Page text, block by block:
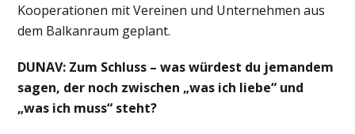
Kooperationen mit Vereinen und Unternehmen aus
dem Balkanraum geplant.
DUNAV: Zum Schluss – was würdest du jemandem
sagen, der noch zwischen „was ich liebe“ und
„was ich muss“ steht?